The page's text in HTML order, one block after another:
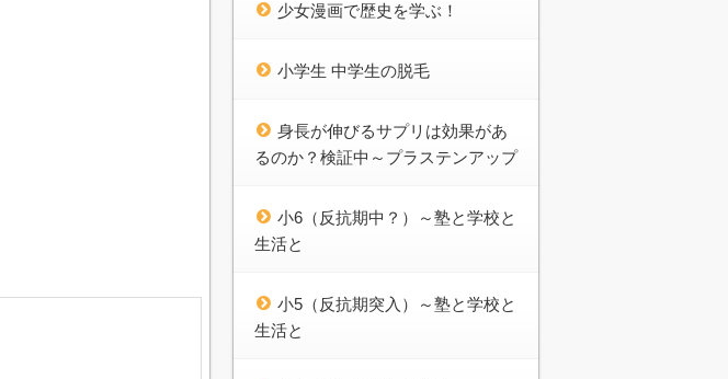
少女漫画で歴史を学ぶ！
小学生 中学生の脱毛
身長が伸びるサプリは効果があ
るのか？検証中～プラステンアップ
小6（反抗期中？）～塾と学校と
生活と
小5（反抗期突入）～塾と学校と
生活と